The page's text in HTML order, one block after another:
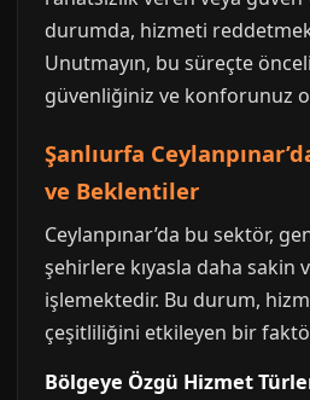
durumda, hizmeti
Unutmayın, bu süreçte
güvenliğiniz ve konforunuz
Şanlıurfa
ve Beklentiler
Ceylanpınar’da bu sektör,
şehirlere kıyasla daha sakin
işlemektedir. Bu durum,
çeşitliliğini etkileyen bir
Bölgeye Özgü Hizmet